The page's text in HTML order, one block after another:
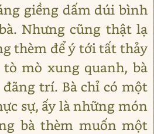
giềng dấm dúi bình
Nhưng cũng thật lạ
thèm để ý tới tất thảy
mò xung quanh, bà
trí. Bà chỉ có một
sự, ấy là những món
bà thèm muốn một